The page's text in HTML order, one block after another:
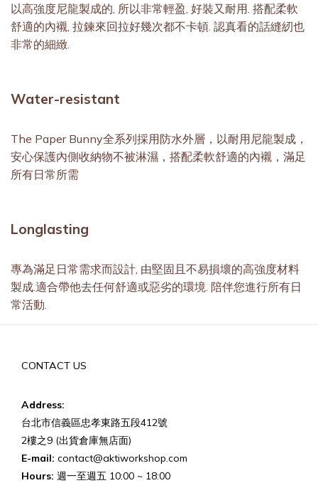
以高強度尼⿓製成的, 所以非常輕盈, 好裝又耐用. 搭配柔軟
舒適的內襯, 拉鍊來回拉好幾次都不卡頓. 認真看的話縫紉也
非常的細緻.
Water-resistant
The Paper Bunny全系列採用防水外層，以耐用尼龍製成，
安心保護內側收納物不被淋濕，搭配柔軟舒適的內襯，滿足
所有日常所需
Longlasting
專為滿足日常需求而設計, 由堅固且不易損壞的高強度材料
製成.適合帶他去任何舒適或惡劣的環境. 陪伴您進行所有日
常活動.
CONTACT US
Address:
台北市信義區忠孝東路五段412號
2樓之9 (出貨倉庫無店面)
E-mail: contact@aktiworkshop.com
Hours: 週一至週五 10:00 ~ 18:00